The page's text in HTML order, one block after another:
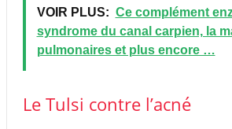
VOIR PLUS: Ce complément
syndrome du canal carpien, la
pulmonaires et plus encore …
Le Tulsi contre l’acné